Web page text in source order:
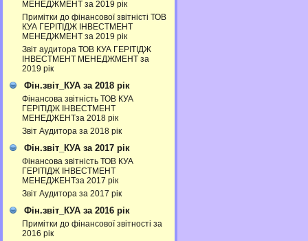
МЕНЕДЖМЕНТ за 2019 рік
Примітки до фінансової звітністі ТОВ
КУА ГЕРІТІДЖ ІНВЕСТМЕНТ
МЕНЕДЖМЕНТ за 2019 рік
Звіт аудитора ТОВ КУА ГЕРІТІДЖ
ІНВЕСТМЕНТ МЕНЕДЖМЕНТ за
2019 рік
Фін.звіт_КУА за 2018 рік
Фінансова звітність ТОВ КУА
ГЕРІТІДЖ ІНВЕСТМЕНТ
МЕНЕДЖЕНТза 2018 рік
Звіт Аудитора за 2018 рік
Фін.звіт_КУА за 2017 рік
Фінансова звітність ТОВ КУА
ГЕРІТІДЖ ІНВЕСТМЕНТ
МЕНЕДЖЕНТза 2017 рік
Звіт Аудитора за 2017 рік
Фін.звіт_КУА за 2016 рік
Примітки до фінансової звітності за
2016 рік